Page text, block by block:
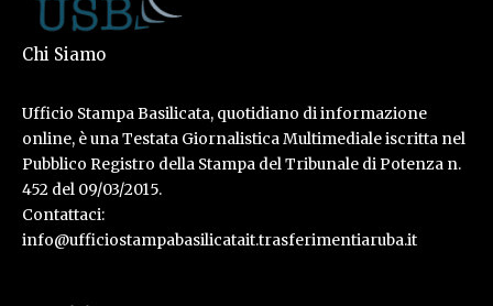
Chi Siamo
Ufficio Stampa Basilicata, quotidiano di informazione
online, è una Testata Giornalistica Multimediale iscritta nel
Pubblico Registro della Stampa del Tribunale di Potenza n.
452 del 09/03/2015.
Contattaci:
info@ufficiostampabasilicatait.trasferimentiaruba.it